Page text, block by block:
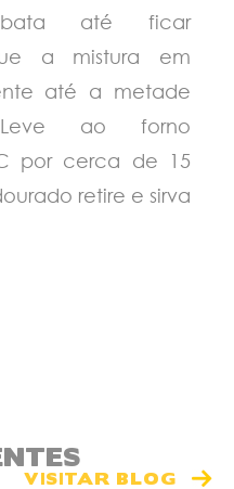
até ficar
a mistura em
até a metade
ao forno
por cerca de 15
retire e sirva
VISITAR BLOG